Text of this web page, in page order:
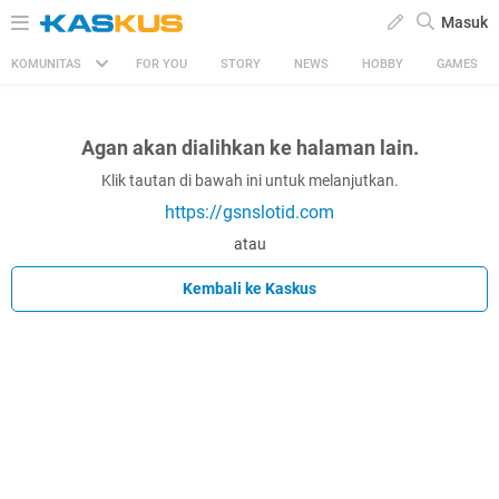
Masuk
KOMUNITAS FOR YOU STORY NEWS HOBBY GAMES
Agan akan dialihkan ke halaman lain.
Klik tautan di bawah ini untuk melanjutkan.
https://gsnslotid.com
atau
Kembali ke Kaskus